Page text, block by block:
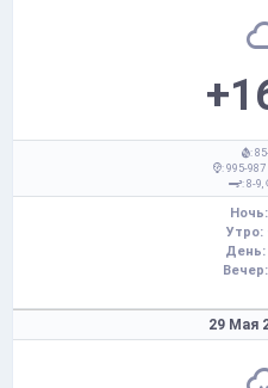
:
: 995-
: 8-9,
Утро:
День:
29 Мая